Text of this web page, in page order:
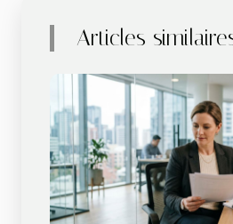
Articles